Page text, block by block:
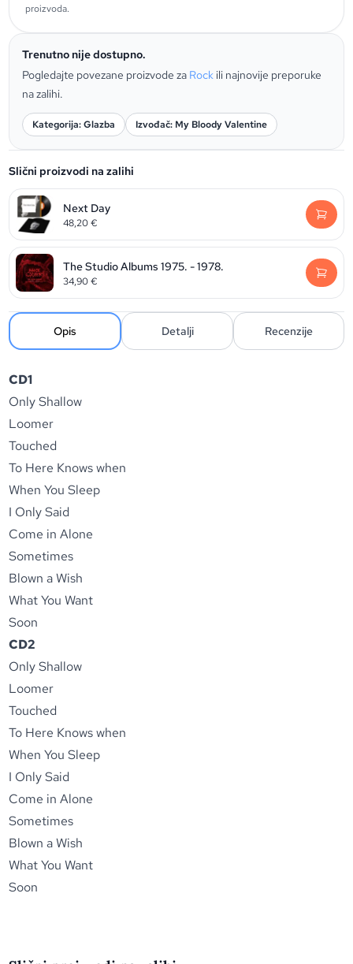
proizvoda.
Trenutno nije dostupno.
Pogledajte povezane proizvode za Rock ili najnovije preporuke
na zalihi.
Kategorija: Glazba Izvođač: My Bloody Valentine
Slični proizvodi na zalihi
Next Day
48,20€
The Studio Albums 1975. - 1978.
34,90€
Opis Detalji Recenzije
CD1
Only Shallow
Loomer
Touched
To Here Knows when
When You Sleep
I Only Said
Come in Alone
Sometimes
Blown a Wish
What You Want
Soon
CD2
Only Shallow
Loomer
Touched
To Here Knows when
When You Sleep
I Only Said
Come in Alone
Sometimes
Blown a Wish
What You Want
Soon